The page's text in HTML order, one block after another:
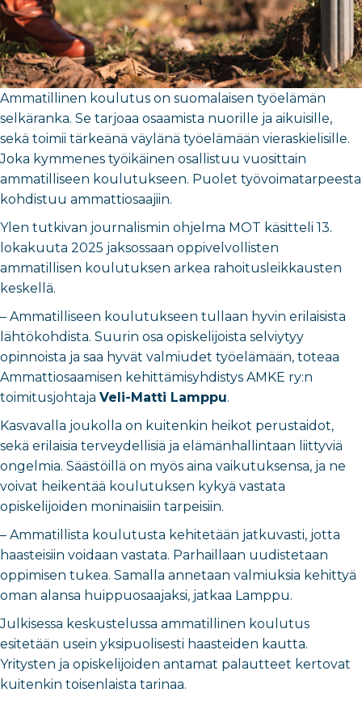
Ammatillinen koulutus on suomalaisen työelämän
selkäranka. Se tarjoaa osaamista nuorille ja aikuisille,
sekä toimii tärkeänä väylänä työelämään vieraskielisille.
Joka kymmenes työikäinen osallistuu vuosittain
ammatilliseen koulutukseen. Puolet työvoimatarpeesta
kohdistuu ammattiosaajiin.
Ylen tutkivan journalismin ohjelma MOT käsitteli 13.
lokakuuta 2025 jaksossaan oppivelvollisten
ammatillisen koulutuksen arkea rahoitusleikkausten
keskellä.
– Ammatilliseen koulutukseen tullaan hyvin erilaisista
lähtökohdista. Suurin osa opiskelijoista selviytyy
opinnoista ja saa hyvät valmiudet työelämään, toteaa
Ammattiosaamisen kehittämisyhdistys AMKE ry:n
toimitusjohtaja Veli-Matti Lamppu.
Kasvavalla joukolla on kuitenkin heikot perustaidot,
sekä erilaisia terveydellisiä ja elämänhallintaan liittyviä
ongelmia. Säästöillä on myös aina vaikutuksensa, ja ne
voivat heikentää koulutuksen kykyä vastata
opiskelijoiden moninaisiin tarpeisiin.
– Ammatillista koulutusta kehitetään jatkuvasti, jotta
haasteisiin voidaan vastata. Parhaillaan uudistetaan
oppimisen tukea. Samalla annetaan valmiuksia kehittyä
oman alansa huippuosaajaksi, jatkaa Lamppu.
Julkisessa keskustelussa ammatillinen koulutus
esitetään usein yksipuolisesti haasteiden kautta.
Yritysten ja opiskelijoiden antamat palautteet kertovat
kuitenkin toisenlaista tarinaa.